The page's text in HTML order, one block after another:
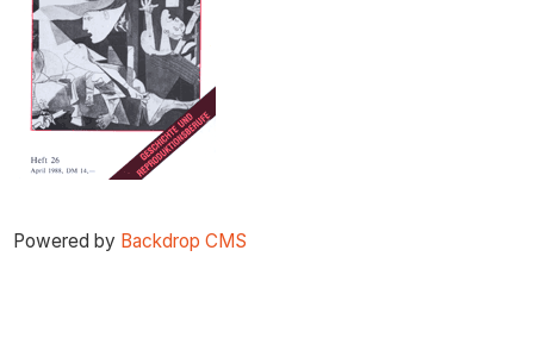
Powered by Backdrop CMS